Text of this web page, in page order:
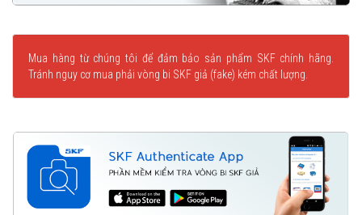
Mua hàng từ chúng tôi để đảm bảo sản phẩm SKF chính hãng.
Tránh nguy cơ mua phải vòng bi SKF giả (fake) kém chất lượng.